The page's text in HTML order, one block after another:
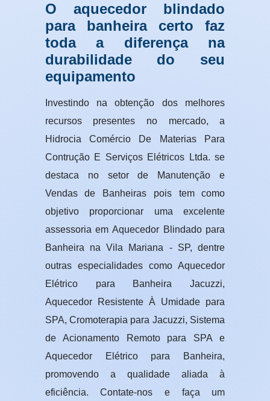
O aquecedor blindado
para banheira certo faz
toda a diferença na
durabilidade do seu
equipamento
Investindo na obtenção dos melhores
recursos presentes no mercado, a
Hidrocia Comércio De Materias Para
Contrução E Serviços Elétricos Ltda. se
destaca no setor de Manutenção e
Vendas de Banheiras pois tem como
objetivo proporcionar uma excelente
assessoria em Aquecedor Blindado para
Banheira na Vila Mariana - SP, dentre
outras especialidades como Aquecedor
Elétrico para Banheira Jacuzzi,
Aquecedor Resistente À Umidade para
SPA, Cromoterapia para Jacuzzi, Sistema
de Acionamento Remoto para SPA e
Aquecedor Elétrico para Banheira,
promovendo a qualidade aliada à
eficiência. Contate-nos e faça um